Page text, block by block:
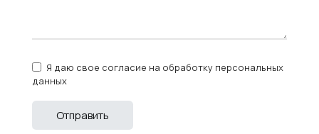
Я даю свое согласие на обработку персональных
данных